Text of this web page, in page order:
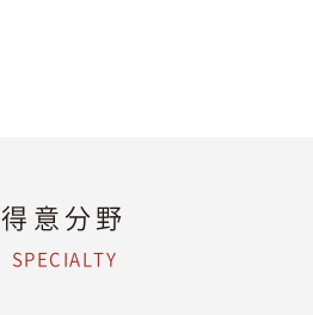
得意分野
SPECIALTY